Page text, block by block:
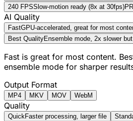
240 FPSSlow-motion ready (8x at 30fps)
AI Quality
FastGPU-accelerated, great for most
Best QualityEnsemble mode, 2x slower
Fast is great for most content.
ensemble mode for sharper
Output Format
MP4 MKV MOV WebM
Quality
Quick Faster processing, larger file